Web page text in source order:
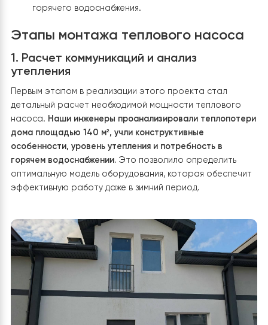
(нержавеющая сталь, горизонтальное
поддержания давления в системе.
(нержавеющая сталь)– для эффективной
подготовки горячей воды.
Трехходовой клапан Raymer 325 TW – для
автоматического переключения потоков
теплоносителя между контурами отопления и
горячего водоснабжения.
Этапы монтажа теплового
1. Расчет коммуникаций и анализ
Первым этапом в реализации этого проекта стал
детальный расчет необходимой мощности теплового
насоса. Наши инженеры проанализировали
дома площадью 140 м², учли конструктивные
особенности, уровень утепления и потребность в
горячем водоснабжении.Это позволило определить
оптимальную модель оборудования, которая